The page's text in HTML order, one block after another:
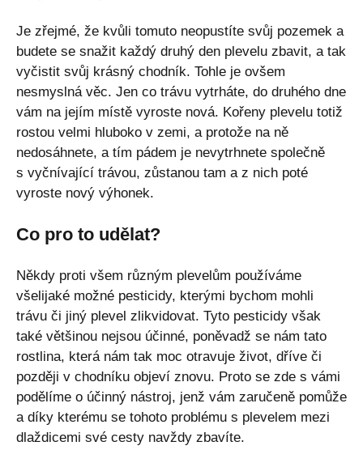
Je zřejmé, že kvůli tomuto neopustíte svůj pozemek a
budete se snažit každý druhý den plevelu zbavit, a tak
vyčistit svůj krásný chodník. Tohle je ovšem
nesmyslná věc. Jen co trávu vytrháte, do druhého dne
vám na jejím místě vyroste nová. Kořeny plevelu totiž
rostou velmi hluboko v zemi, a protože na ně
nedosáhnete, a tím pádem je nevytrhnete společně
s vyčnívající trávou, zůstanou tam a z nich poté
vyroste nový výhonek.
Co pro to udělat?
Někdy proti všem různým plevelům používáme
všelijaké možné pesticidy, kterými bychom mohli
trávu či jiný plevel zlikvidovat. Tyto pesticidy však
také většinou nejsou účinné, poněvadž se nám tato
rostlina, která nám tak moc otravuje život, dříve či
později v chodníku objeví znovu. Proto se zde s vámi
podělíme o účinný nástroj, jenž vám zaručeně pomůže
a díky kterému se tohoto problému s plevelem mezi
dlaždicemi své cesty navždy zbavíte.